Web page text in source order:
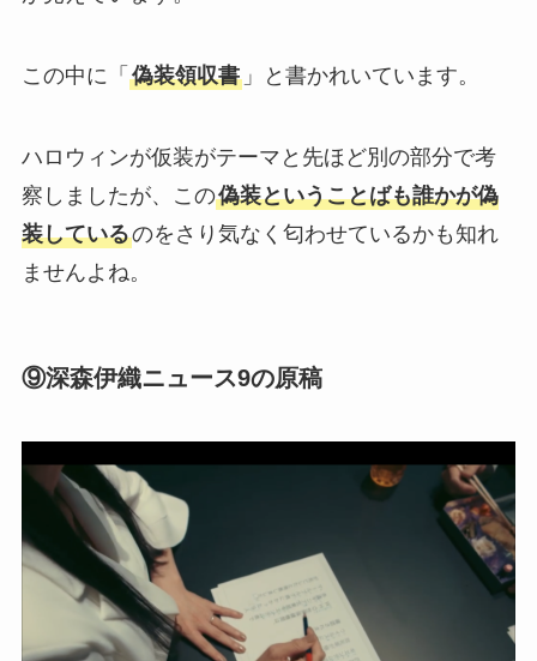
この中に「 偽装領収書」と書かれいています。
ハロウィンが仮装がテーマと先ほど別の部分で考
察しましたが、この偽装ということばも誰かが偽
装しているのをさり気なく匂わせているかも知れ
ませんよね。
⑨深森伊織ニュース9の原稿